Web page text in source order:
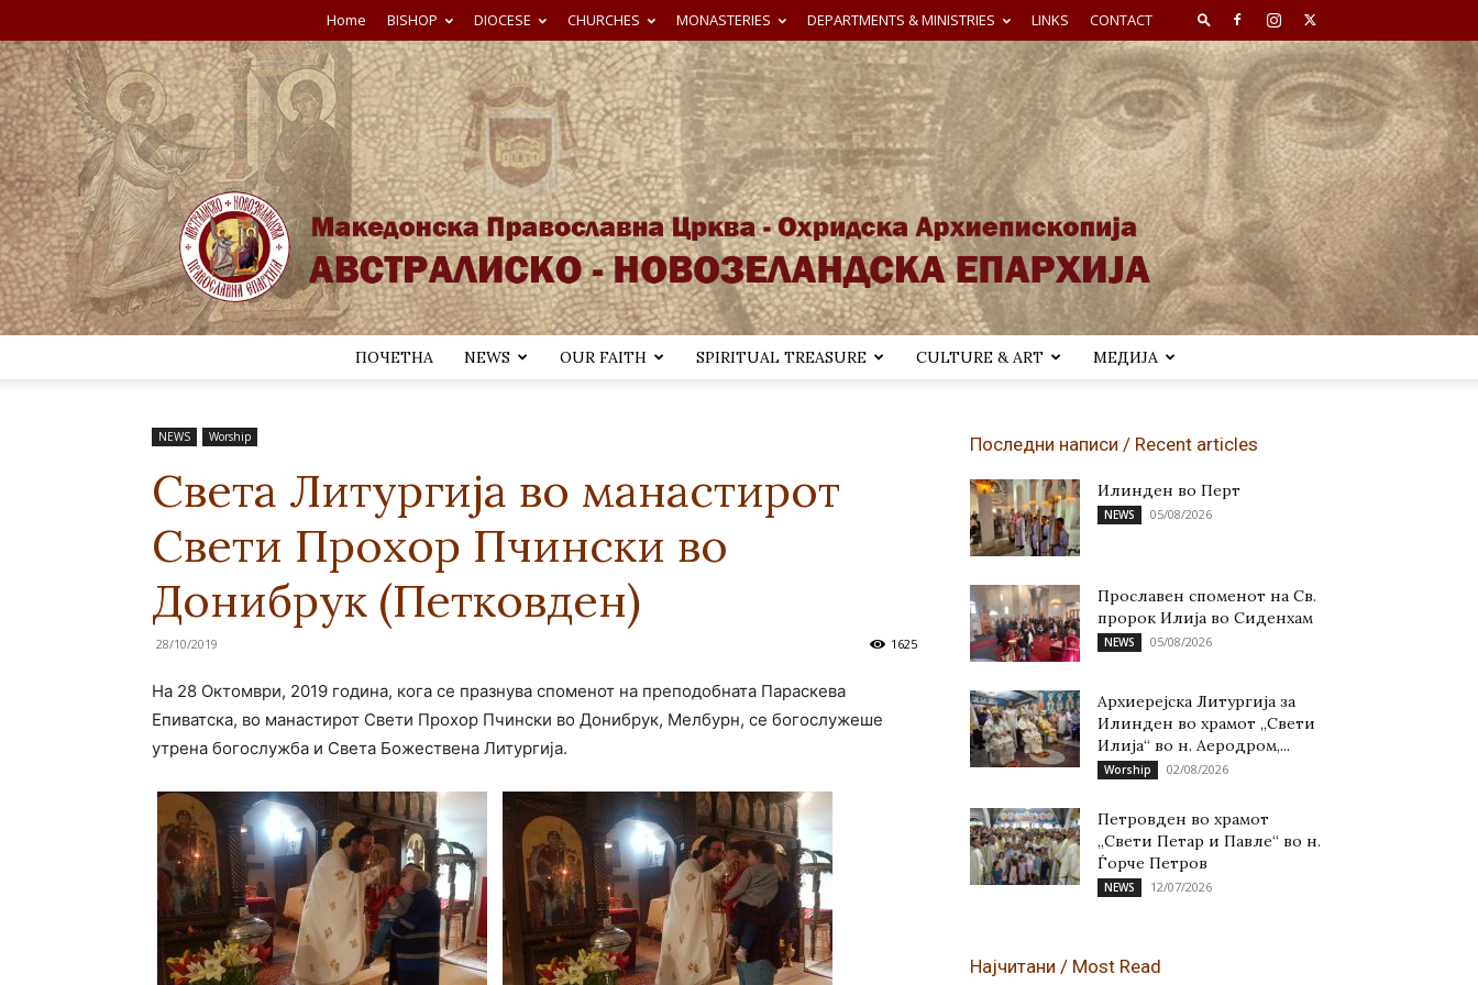
Home BISHOP DIOCESE CHURCHES MONASTERIES DEPARTMENTS & MINISTRIES LINKS CONTACT
Епархија
ПОЧЕТНА NEWS OUR FAITH SPIRITUAL TREASURE CULTURE & ART МЕДИЈА
NEWS Worship
Света Литургија во манастирот
Свети Прохор Пчински во
Донибрук (Петковден)
28/10/2019 1625
На 28 Октомври, 2019 година, кога се празнува споменот на преподобната Параскева
Епиватска, во манастирот Свети Прохор Пчински во Донибрук, Мелбурн, се богослужеше
утрена богослужба и Света Божествена Литургија.
Последни написи / Recent articles
Илинден во Перт
NEWS 05/08/2026
Прославен споменот на Св.
пророк Илија во Сиденхам
NEWS 05/08/2026
Архиерејска Литургија за
Илинден во храмот „Свети
Илија“ во н. Аеродром,...
Worship 02/08/2026
Петровден во храмот
„Свети Петар и Павле“ во н.
Ѓорче Петров
NEWS 12/07/2026
Најчитани / Most Read